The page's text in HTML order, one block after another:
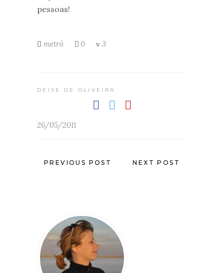
pessoas!
metrô 0 3
DEISE DE OLIVEIRA
26/05/2011
PREVIOUS POST NEXT POST